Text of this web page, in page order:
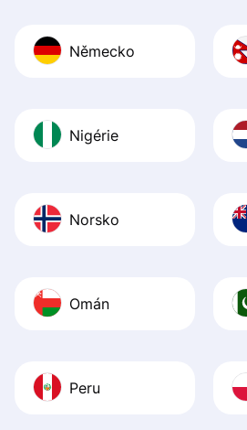
Německo
Nigérie
Norsko
Omán
Peru